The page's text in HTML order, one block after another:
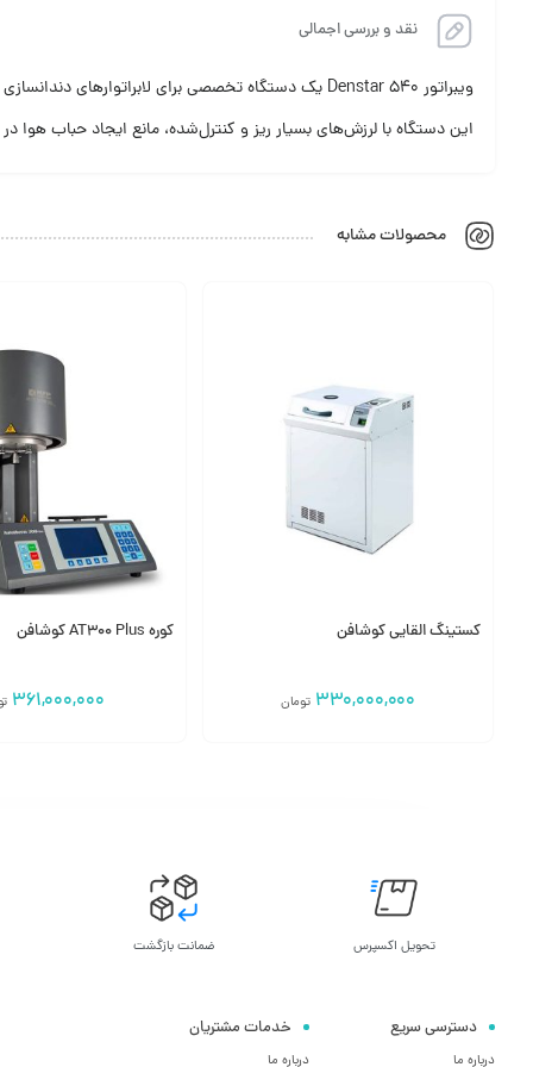
نقد و بررسی اجمالی
ویبراتور Denstar 540 یک دستگاه تخصصی برای لابراتوارهای دندانسازی است که برای ریختن گچ بدون حباب و با دقت بالا استفاده می‌شود.
این دستگاه با لرزش‌های بسیار ریز و کنترل‌شده، مانع ایجاد حباب هوا
محصولات مشابه
کستینگ القایی کوشافن
330,000,000 تومان
کوره AT300 Plus کوشافن
361,000,000
تحویل اکسپرس ضمانت بازگشت
دسترسی سریع
درباره ما
خدمات مشتریان
درباره ما